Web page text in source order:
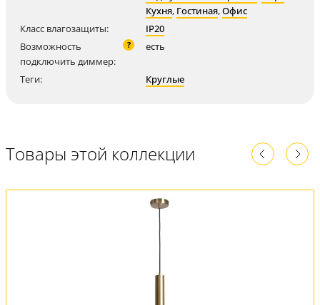
Кухня, Гостиная,Офис
Класс влагозащиты:
IP20
Возможность
подключить диммер:
? есть
Теги: Круглые
Товары этой коллекции